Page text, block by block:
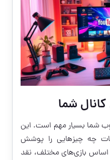
شما
شما بسیار مهم است. این
چه چیزهایی را پوشش
اساس بازی‌های مختلف، نقد